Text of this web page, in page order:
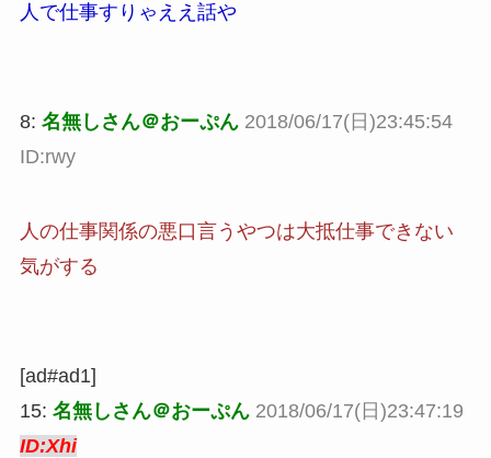
人で仕事すりゃええ話や
8: 名無しさん＠おーぷん 2018/06/17(日)23:45:54
ID:rwy
人の仕事関係の悪口言うやつは大抵仕事できない
気がする
[ad#ad1]
15: 名無しさん＠おーぷん 2018/06/17(日)23:47:19
ID:Xhi